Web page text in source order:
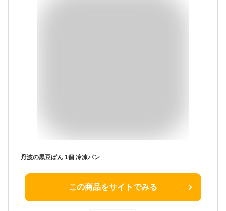
丹波の黒豆ぱん 1個 冷凍パン
この商品をサイトでみる